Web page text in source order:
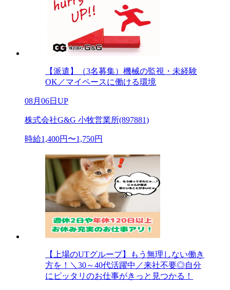
【派遣】（3名募集）機械の監視・未経験
OK／マイペースに働ける環境
08月06日UP
株式会社G&G 小牧営業所(897881)
時給1,400円〜1,750円
【上場のUTグループ】もう無理しない働き
方を！＼30～40代活躍中／来社不要◎自分
にピッタリのお仕事がきっと見つかる！